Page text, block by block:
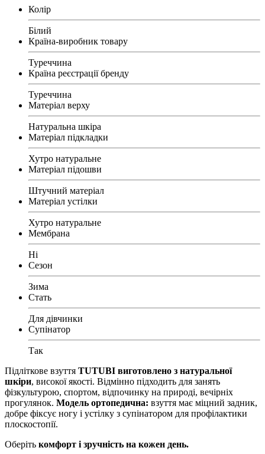
Колір
Білий
Країна-виробник товару
Туреччина
Країна реєстрації бренду
Туреччина
Матеріал верху
Натуральна шкіра
Матеріал підкладки
Хутро натуральне
Матеріал підошви
Штучний матеріал
Матеріал устілки
Хутро натуральне
Мембрана
Ні
Сезон
Зима
Стать
Для дівчинки
Супінатор
Так
Підліткове взуття TUTUBI виготовлено з натуральної
шкіри, високої якості. Відмінно підходить для занять
фізкультурою, спортом, відпочинку на природі, вечірніх
прогулянок. Модель ортопедична: взуття має міцний задник,
добре фіксує ногу і устілку з супінатором для профілактики
плоскостопії.
Оберіть комфорт і зручність на кожен день.